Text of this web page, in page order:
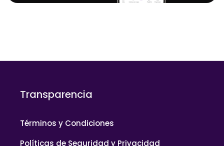
Transparencia
Términos y Condiciones
Políticas de Seguridad y Privacidad